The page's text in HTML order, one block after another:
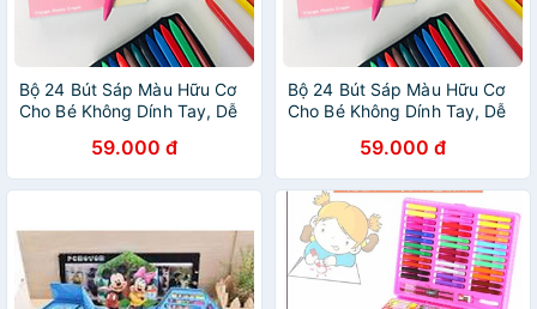
Bộ 24 Bút Sáp Màu Hữu Cơ
Cho Bé Không Dính Tay, Dễ
59.000 đ
Bộ 24 Bút Sáp Màu Hữu Cơ
Cho Bé Không Dính Tay, Dễ
59.000 đ